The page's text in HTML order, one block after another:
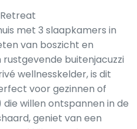
met 3 slaapkamers in
van boszicht en
buitenjacuzzi
wellnesskelder, is dit
voor gezinnen of
willen ontspannen in de
geniet van een